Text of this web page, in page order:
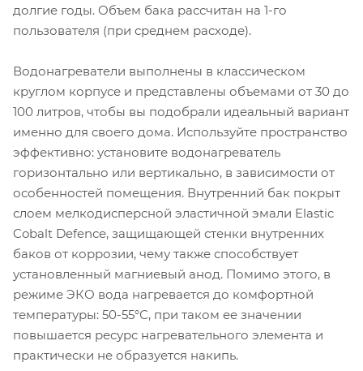
долгие годы. Объем бака рассчитан на 1-го
пользователя (при среднем расходе).
Водонагреватели выполнены в классическом
круглом корпусе и представлены объемами от 30 до
100 литров, чтобы вы подобрали идеальный вариант
именно для своего дома. Используйте пространство
эффективно: установите водонагреватель
горизонтально или вертикально, в зависимости от
особенностей помещения. Внутренний бак покрыт
слоем мелкодисперсной эластичной эмали Elastic
Cobalt Defence, защищающей стенки внутренних
баков от коррозии, чему также способствует
установленный магниевый анод. Помимо этого, в
режиме ЭКО вода нагревается до комфортной
температуры: 50-55°С, при таком ее значении
повышается ресурс нагревательного элемента и
практически не образуется накипь.